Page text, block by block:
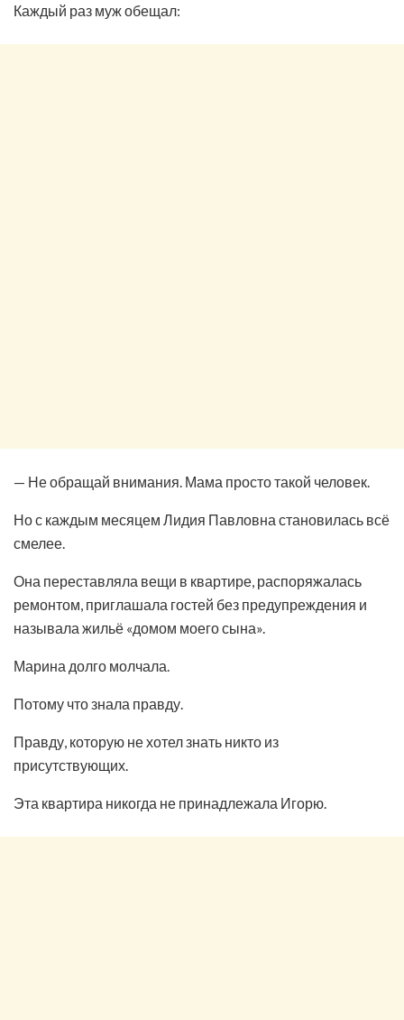
Каждый раз муж обещал:
— Не обращай внимания. Мама просто такой человек.
Но с каждым месяцем Лидия Павловна становилась всё
смелее.
Она переставляла вещи в квартире, распоряжалась
ремонтом, приглашала гостей без предупреждения и
называла жильё «домом моего сына».
Марина долго молчала.
Потому что знала правду.
Правду, которую не хотел знать никто из
присутствующих.
Эта квартира никогда не принадлежала Игорю.